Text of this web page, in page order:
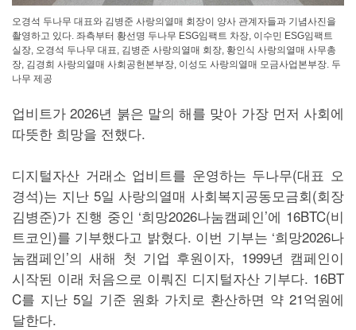
오경석 두나무 대표와 김병준 사랑의열매 회장이 양사 관계자들과 기념사진을
촬영하고 있다. 좌측부터 황선명 두나무 ESG임팩트 차장, 이수민 ESG임팩트
실장, 오경석 두나무 대표, 김병준 사랑의열매 회장, 황인식 사랑의열매 사무총
장, 김경희 사랑의열매 사회공헌본부장, 이성도 사랑의열매 모금사업본부장. 두
나무 제공
업비트가 2026년 붉은 말의 해를 맞아 가장 먼저 사회에
따뜻한 희망을 전했다.
디지털자산 거래소 업비트를 운영하는 두나무(대표 오
경석)는 지난 5일 사랑의열매 사회복지공동모금회(회장
김병준)가 진행 중인 ‘희망2026나눔캠페인’에 16BTC(비
트코인)를 기부했다고 밝혔다. 이번 기부는 ‘희망2026나
눔캠페인’의 새해 첫 기업 후원이자, 1999년 캠페인이
시작된 이래 처음으로 이뤄진 디지털자산 기부다. 16BT
C를 지난 5일 기준 원화 가치로 환산하면 약 21억원에
달한다.